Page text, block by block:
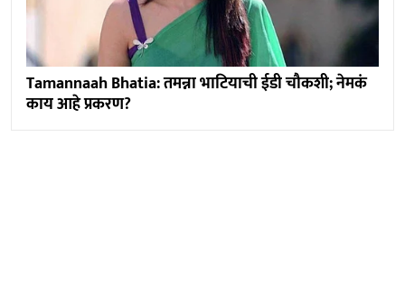
Tamannaah Bhatia: तमन्ना भाटियाची ईडी चौकशी; नेमकं
काय आहे प्रकरण?